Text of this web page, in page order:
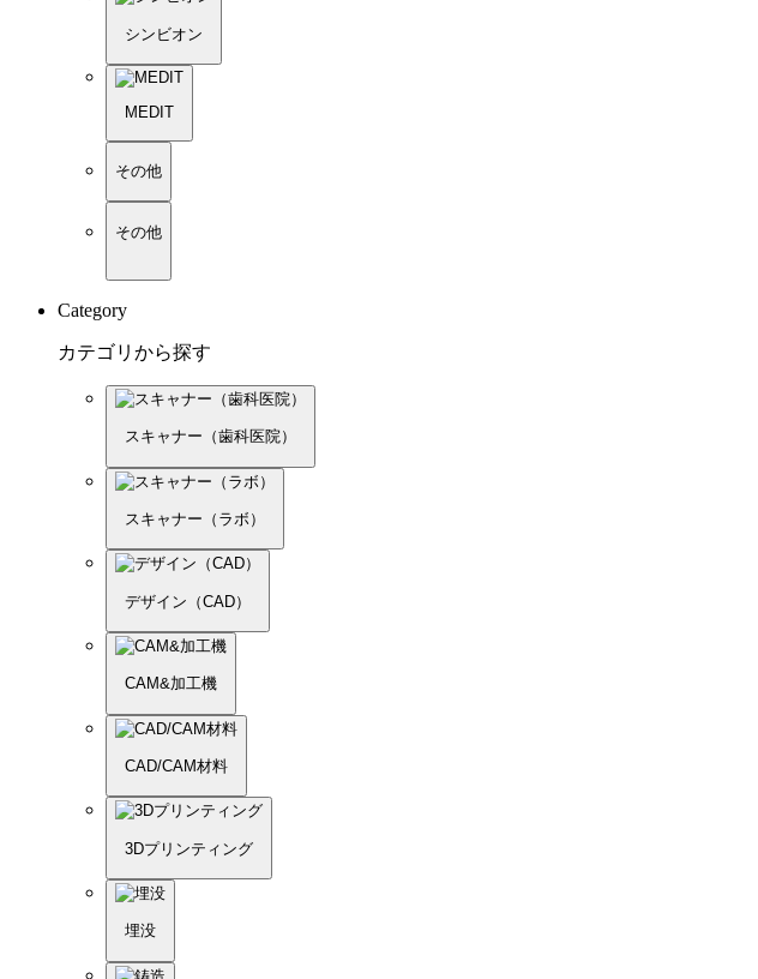
シンビオン
MEDIT
その他
その他
Category
カテゴリから探す
スキャナー（歯科医院）
スキャナー（ラボ）
デザイン（CAD）
CAM&加工機
CAD/CAM材料
3Dプリンティング
埋没